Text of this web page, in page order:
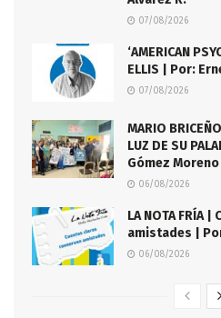
07/08/2026
‘AMERICAN
ELLIS | Por:
07/08/2026
MARIO
LUZ DE SU
Gómez Moreno
06/08/2026
LA NOTA FRÍA
amistades |
06/08/2026